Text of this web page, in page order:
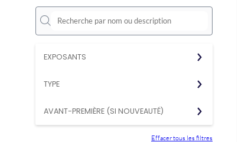
EXPOSANTS
TYPE
AVANT-PREMIÈRE (SI NOUVEAUTÉ)
Effacer tous les filtres